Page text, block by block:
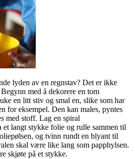
lyden av en regnstav? Det er ikke
med å dekorere en tom
en litt stiv og smal en, slike som har
for eksempel. Den kan males, pyntes
med stoff. Lag en spiral
langt stykke folie og rulle sammen til
og tvinn rundt en blyant til
skal være like lang som papphylsen.
skjøte på et stykke.